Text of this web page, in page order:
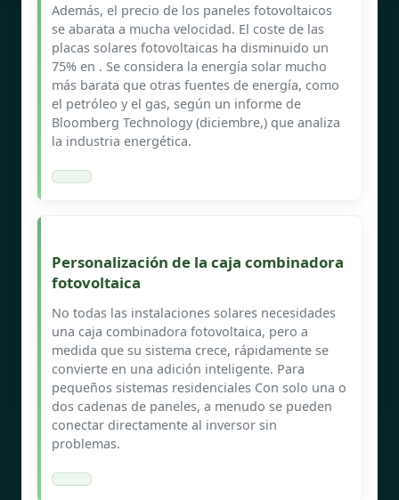
Además, el precio de los paneles fotovoltaicos
se abarata a mucha velocidad. El coste de las
placas solares fotovoltaicas ha disminuido un
75% en . Se considera la energía solar mucho
más barata que otras fuentes de energía, como
el petróleo y el gas, según un informe de
Bloomberg Technology (diciembre,) que analiza
la industria energética.
Personalización de la caja combinadora
fotovoltaica
No todas las instalaciones solares necesidades
una caja combinadora fotovoltaica, pero a
medida que su sistema crece, rápidamente se
convierte en una adición inteligente. Para
pequeños sistemas residenciales Con solo una o
dos cadenas de paneles, a menudo se pueden
conectar directamente al inversor sin
problemas.